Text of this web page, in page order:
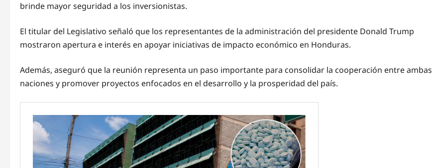
brinde mayor seguridad a los inversionistas.
El titular del Legislativo señaló que los representantes de la administración del presidente Donald Trump
mostraron apertura e interés en apoyar iniciativas de impacto económico en Honduras.
Además, aseguró que la reunión representa un paso importante para consolidar la cooperación entre ambas
naciones y promover proyectos enfocados en el desarrollo y la prosperidad del país.